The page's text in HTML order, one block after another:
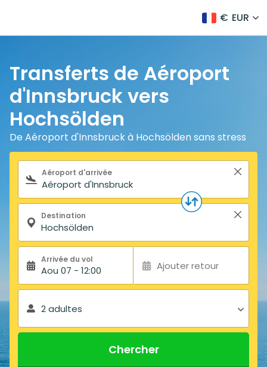
€ EUR
Transferts de Aéroport
d'Innsbruck vers
Hochsölden
De Aéroport d'Innsbruck à Hochsölden sans stress
Formulaire de recherche
Aéroport d'arrivée
Destination
Arrivée du vol
Aou 07 - 12:00 Ajouter retour
2 adultes
Chercher